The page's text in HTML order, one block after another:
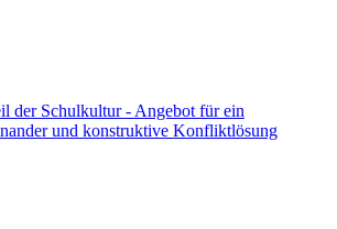
der Schulkultur - Angebot für ein
und konstruktive Konfliktlösung